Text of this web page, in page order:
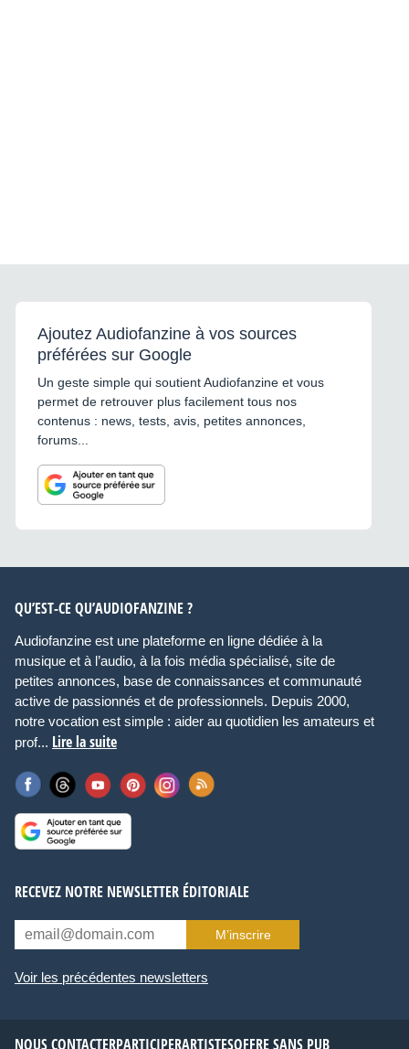
Ajoutez Audiofanzine à vos sources
préférées sur Google
Un geste simple qui soutient Audiofanzine et vous
permet de retrouver plus facilement tous nos
contenus : news, tests, avis, petites annonces,
forums...
QU’EST-CE QU’AUDIOFANZINE ?
Audiofanzine est une plateforme en ligne dédiée à la
musique et à l’audio, à la fois média spécialisé, site de
petites annonces, base de connaissances et communauté
active de passionnés et de professionnels. Depuis 2000,
notre vocation est simple : aider au quotidien les amateurs et
prof... Lire la suite
RECEVEZ NOTRE NEWSLETTER ÉDITORIALE
M’inscrire
Voir les précédentes newsletters
NOUS CONTACTERPARTICIPERARTISTESOFFRE SANS PUB